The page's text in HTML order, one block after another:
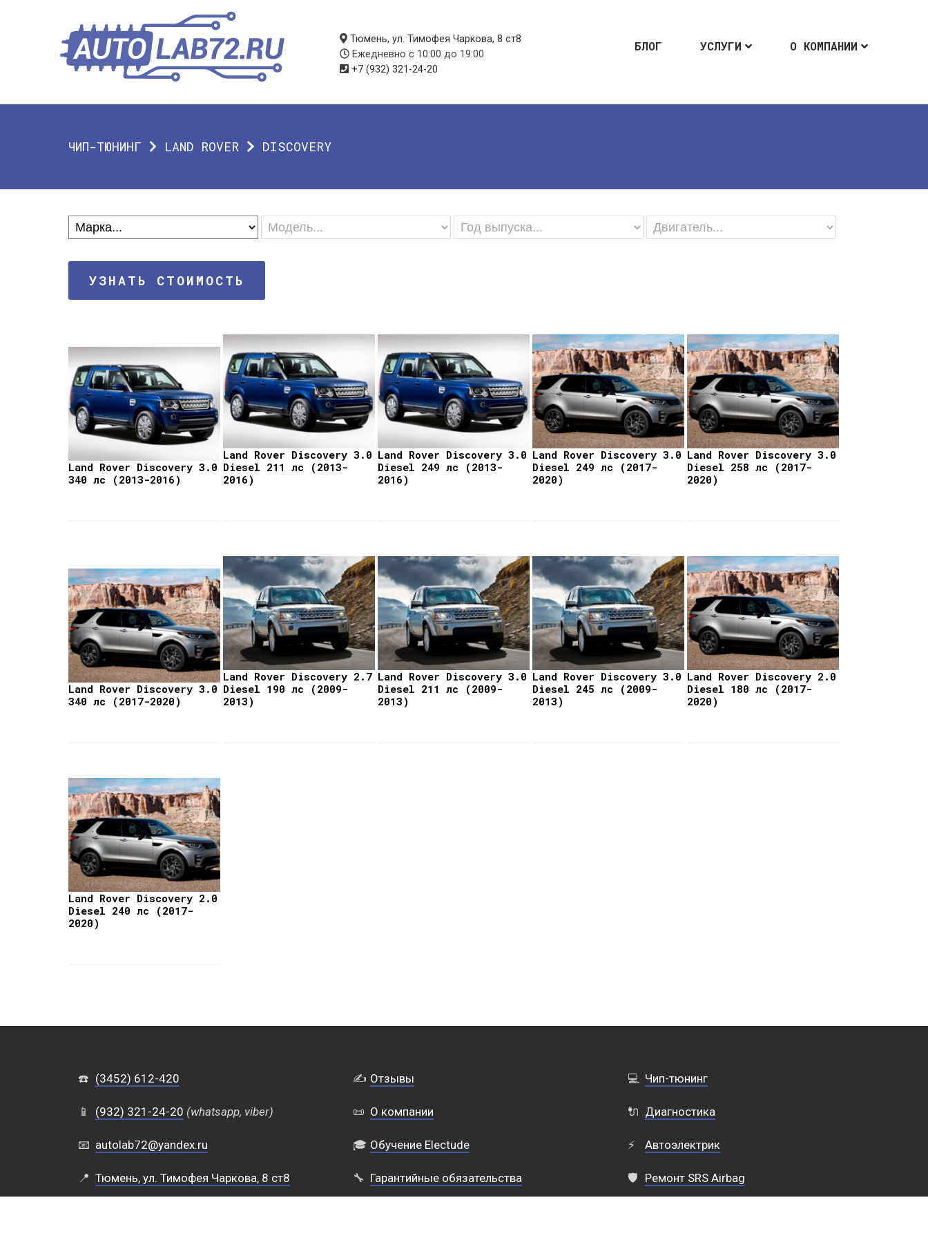
БЛОГ УСЛУГИ О КОМПАНИИ
Тюмень, ул. Тимофея Чаркова, 8 ст8
Ежедневно с 10:00 до 19:00
+7 (932) 321-24-20
ЧИП-ТЮНИНГ LAND ROVER DISCOVERY
УЗНАТЬ СТОИМОСТЬ
Land Rover Discovery 3.0
340 лс (2013-2016)
Land Rover Discovery 3.0
Diesel 211 лс (2013-
2016)
Land Rover Discovery 3.0
Diesel 249 лс (2013-
2016)
Land Rover Discovery 3.0
Diesel 249 лс (2017-
2020)
Land Rover Discovery 3.0
Diesel 258 лс (2017-
2020)
Land Rover Discovery 3.0
340 лс (2017-2020)
Land Rover Discovery 2.7
Diesel 190 лс (2009-
2013)
Land Rover Discovery 3.0
Diesel 211 лс (2009-
2013)
Land Rover Discovery 3.0
Diesel 245 лс (2009-
2013)
Land Rover Discovery 2.0
Diesel 180 лс (2017-
2020)
Land Rover Discovery 2.0
Diesel 240 лс (2017-
2020)
☎️ (3452) 612-420
📱 (932) 321-24-20 (whatsapp, viber)
📧 autolab72@yandex.ru
📍 Тюмень, ул. Тимофея Чаркова, 8 ст8
✍️ Отзывы
📜 О компании
🎓 Обучение Electude
🔧 Гарантийные обязательства
💻 Чип-тюнинг
🔌 Диагностика
⚡ Автоэлектрик
🛡️ Ремонт SRS Airbag